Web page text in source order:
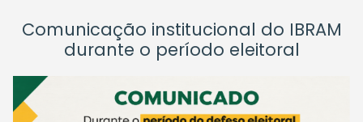
Comunicação institucional do IBRAM
durante o período eleitoral